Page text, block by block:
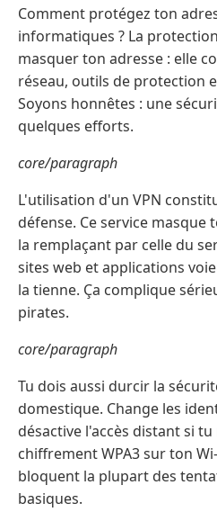
Comment protégez ton
informatiques ? La
masquer ton adresse : elle
réseau, outils de protection
Soyons honnêtes : une
quelques efforts.
core/paragraph
L'utilisation d'un VPN
défense. Ce service masque
la remplaçant par celle du
sites web et applications
la tienne. Ça complique
pirates.
core/paragraph
Tu dois aussi durcir la
domestique. Change les
désactive l'accès distant si
chiffrement WPA3 sur ton
bloquent la plupart des
basiques.